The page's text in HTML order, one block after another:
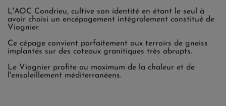
L'AOC Condrieu, cultive son identité en étant le seul à
avoir choisi un encépagement intégralement constitué de
Viognier.
Ce cépage convient parfaitement aux terroirs de gneiss
implantés sur des coteaux granitiques très abrupts.
Le Viognier profite au maximum de la chaleur et de
l'ensoleillement méditerranéens.